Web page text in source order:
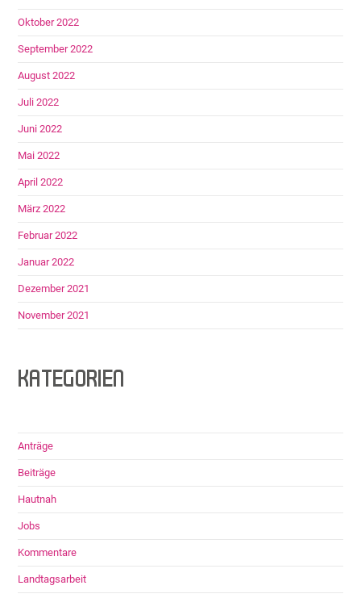
Oktober 2022
September 2022
August 2022
Juli 2022
Juni 2022
Mai 2022
April 2022
März 2022
Februar 2022
Januar 2022
Dezember 2021
November 2021
KATEGORIEN
Anträge
Beiträge
Hautnah
Jobs
Kommentare
Landtagsarbeit